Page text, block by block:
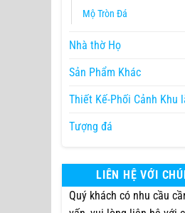
Mộ Tròn Đá
Nhà thờ Họ
Sản Phẩm Khác
Thiết Kế-Phối Cảnh Khu
Tượng đá
LIÊN HỆ VỚI
Quý khách có nhu cầu